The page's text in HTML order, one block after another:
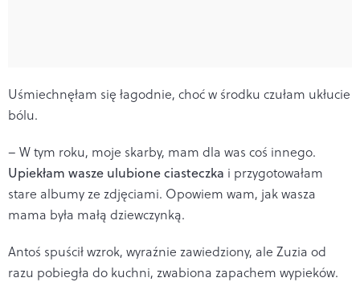
Uśmiechnęłam się łagodnie, choć w środku czułam ukłucie
bólu.
– W tym roku, moje skarby, mam dla was coś innego.
Upiekłam wasze ulubione ciasteczka i przygotowałam
stare albumy ze zdjęciami. Opowiem wam, jak wasza
mama była małą dziewczynką.
Antoś spuścił wzrok, wyraźnie zawiedziony, ale Zuzia od
razu pobiegła do kuchni, zwabiona zapachem wypieków.